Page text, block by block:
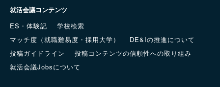
就活会議コンテンツ
ES・体験記
学校検索
マッチ度（就職難易度・採用大学）
DE&Iの推進について
投稿ガイドライン
投稿コンテンツの信頼性への取り組み
就活会議Jobsについて